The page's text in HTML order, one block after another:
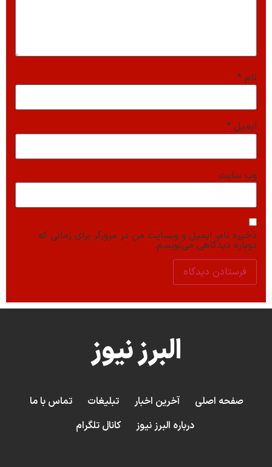
نام *
ایمیل *
وب‌ سایت
ذخیره نام، ایمیل و وبسایت من در مرورگر برای زمانی که
دوباره دیدگاهی می‌نویسم.
البرز نیوز
صفحه اصلی آخرین اخبار تبلیغات
تماس با ما
درباره البرز نیوز
کانال تلگرام